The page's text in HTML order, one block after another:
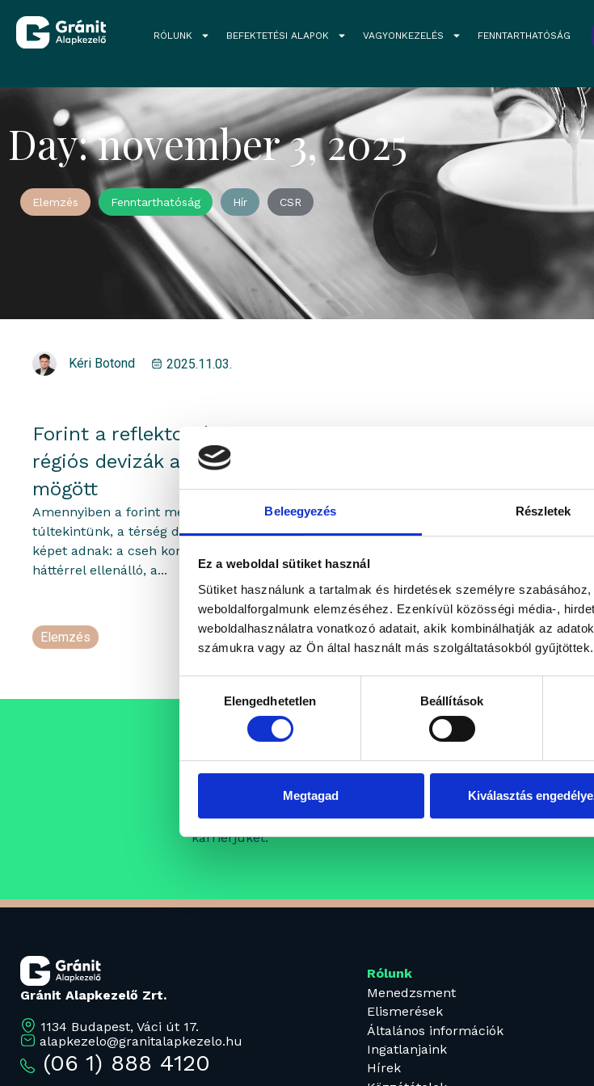
Beleegyezés Részletek
Ez a weboldal sütiket használ
Sütiket használunk a tartalmak és hirdetések személyre
weboldalforgalmunk elemzéséhez. Ezenkívül közösségi média-,
weboldalhasználatra vonatkozó adatait, akik kombinálhatják az
számukra vagy az Ön által használt más szolgáltatásokból gyűjtöttek.
kiválasztásaElengedhetetlen Beállítások
Megtagad Kiválasztás
RÓLUNK BEFEKTETÉSI ALAPOK VAGYONKEZELÉS FENNTARTHATÓSÁG
Day: november 3, 2025
Elemzés Fenntarthatóság Hír CSR
Kéri Botond 2025.11.03.
Forint a reflektorfényben,
régiós devizák a kulisszák
mögött
Amennyiben a forint menetelésén
túltekintünk, a térség devizái már árnyalt
képet adnak: a cseh korona feszes jegybanki
háttérrel ellenálló, a...
Elemzés
Állásajánlataink
Folyamatosan bővülő csapatunkba keressük azokat a
szakembereket, akik egy professzionális, inspiráló és
támogató szellemi műhely keretein belül folytatnák
karrierjüket.
Gránit Alapkezelő Zrt.
1134 Budapest, Váci út 17.
alapkezelo@granitalapkezelo.hu
(06 1) 888 4120
Rólunk
Menedzsment
Elismerések
Általános információk
Ingatlanjaink
Hírek